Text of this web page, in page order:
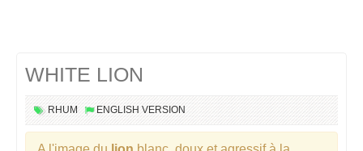
WHITE LION
RHUM ENGLISH VERSION